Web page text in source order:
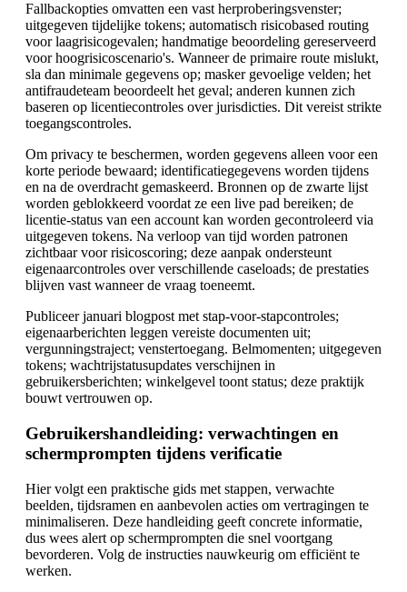
Fallbackopties omvatten een vast herproberingsvenster;
uitgegeven tijdelijke tokens; automatisch risicobased routing
voor laagrisicogevalen; handmatige beoordeling gereserveerd
voor hoogrisicoscenario's. Wanneer de primaire route mislukt,
sla dan minimale gegevens op; masker gevoelige velden; het
antifraudeteam beoordeelt het geval; anderen kunnen zich
baseren op licentiecontroles over jurisdicties. Dit vereist strikte
toegangscontroles.
Om privacy te beschermen, worden gegevens alleen voor een
korte periode bewaard; identificatiegegevens worden tijdens
en na de overdracht gemaskeerd. Bronnen op de zwarte lijst
worden geblokkeerd voordat ze een live pad bereiken; de
licentie-status van een account kan worden gecontroleerd via
uitgegeven tokens. Na verloop van tijd worden patronen
zichtbaar voor risicoscoring; deze aanpak ondersteunt
eigenaarcontroles over verschillende caseloads; de prestaties
blijven vast wanneer de vraag toeneemt.
Publiceer januari blogpost met stap-voor-stapcontroles;
eigenaarberichten leggen vereiste documenten uit;
vergunningstraject; venstertoegang. Belmomenten; uitgegeven
tokens; wachtrijstatusupdates verschijnen in
gebruikersberichten; winkelgevel toont status; deze praktijk
bouwt vertrouwen op.
Gebruikershandleiding: verwachtingen en
schermprompten tijdens verificatie
Hier volgt een praktische gids met stappen, verwachte
beelden, tijdsramen en aanbevolen acties om vertragingen te
minimaliseren. Deze handleiding geeft concrete informatie,
dus wees alert op schermprompten die snel voortgang
bevorderen. Volg de instructies nauwkeurig om efficiënt te
werken.